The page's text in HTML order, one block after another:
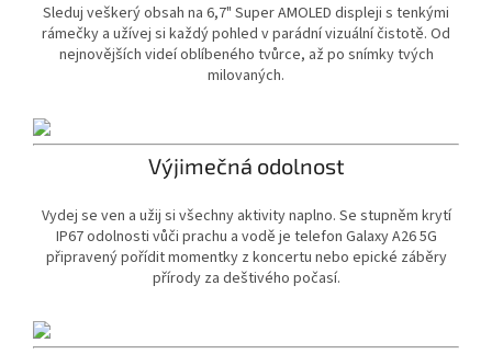
Sleduj veškerý obsah na 6,7" Super AMOLED displeji s tenkými
rámečky a užívej si každý pohled v parádní vizuální čistotě. Od
nejnovějších videí oblíbeného tvůrce, až po snímky tvých
milovaných.
Výjimečná odolnost
Vydej se ven a užij si všechny aktivity naplno. Se stupněm krytí
IP67 odolnosti vůči prachu a vodě je telefon Galaxy A26 5G
připravený pořídit momentky z koncertu nebo epické záběry
přírody za deštivého počasí.